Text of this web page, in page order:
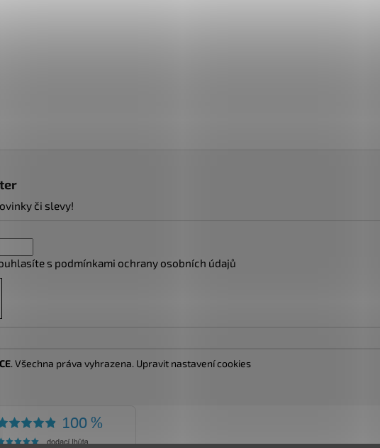
či slevy!
s podmínkami ochrany osobních údajů
. Všechna práva vyhrazena. Upravit nastavení cookies